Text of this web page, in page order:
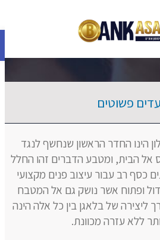
פתח
פשוטים
הינו החדר הראשון שנחשף לנגד
אל הבית, ומטבע הדברים זהו החלל
כסף רב עבור עיצוב פנים מקצועי
ופתוח אשר נושק גם אל המטבח
ליצירה של בלאגן בין כל אלה הינה
ללא עזרה מכוונת.